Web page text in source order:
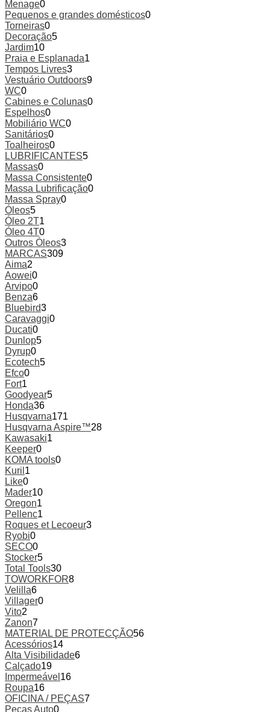
Menage0
Pequenos e grandes domésticos0
Torneiras0
Decoração5
Jardim10
Praia e Esplanada1
Tempos Livres3
Vestuário Outdoors9
WC0
Cabines e Colunas0
Espelhos0
Mobiliário WC0
Sanitários0
Toalheiros0
LUBRIFICANTES5
Massas0
Massa Consistente0
Massa Lubrificação0
Massa Spray0
Óleos5
Óleo 2T1
Óleo 4T0
Outros Óleos3
MARCAS309
Aima2
Aowei0
Arvipo0
Benza6
Bluebird3
Caravaggi0
Ducati0
Dunlop5
Dyrup0
Ecotech5
Efco0
Fort1
Goodyear5
Honda36
Husqvarna171
Husqvarna Aspire™28
Kawasaki1
Keeper0
KOMA tools0
Kuril 1
Like0
Mader10
Oregon1
Pellenc1
Roques et Lecoeur3
Ryobi0
SECO0
Stocker5
Total Tools30
TOWORKFOR8
Velilla6
Villager0
Vito2
Zanon7
MATERIAL DE PROTECÇÃO56
Acessórios14
Alta Visibilidade6
Calçado19
Impermeável 16
Roupa16
OFICINA / PEÇAS7
Peças Auto0